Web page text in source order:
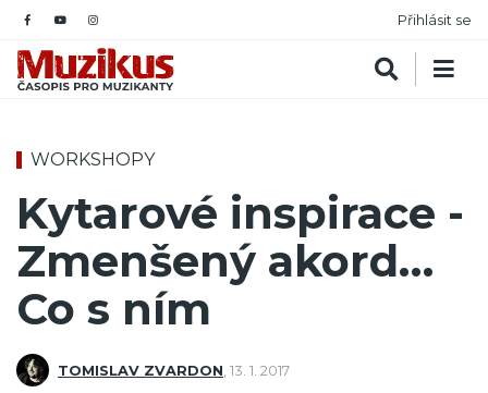
Přihlásit se
WORKSHOPY
Kytarové inspirace -
Zmenšený akord…
Co s ním
TOMISLAV ZVARDON 13. 1. 2017